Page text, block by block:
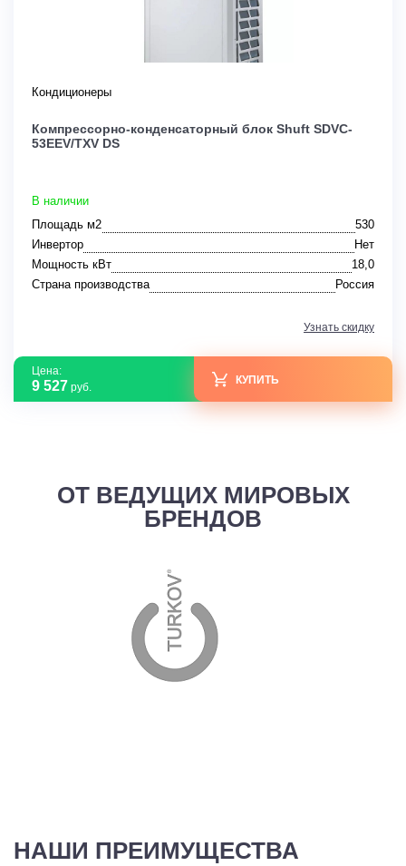
Кондиционеры
Компрессорно-конденсаторный блок Shuft SDVC-
53EEV/TXV DS
В наличии
Площадь м2
530
Инвертор
Нет
Мощность кВт
18,0
Страна производства
Россия
Узнать скидку
Цена:
9 527 руб.
КУПИТЬ
ОТ ВЕДУЩИХ МИРОВЫХ
БРЕНДОВ
НАШИ ПРЕИМУЩЕСТВА